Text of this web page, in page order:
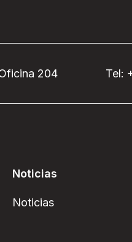
204 Tel:
Noticias
Noticias